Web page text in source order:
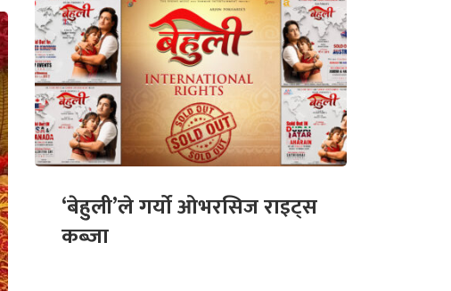
‘बेहुली’ले गर्यो ओभरसिज राइट्स
कब्जा